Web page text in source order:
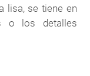
lisa, se tiene en
o los detalles